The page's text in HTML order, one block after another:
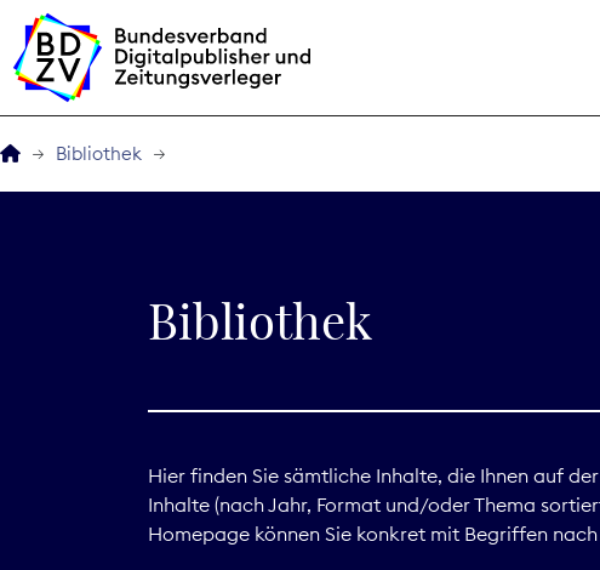
BDZVplus GmbH
Service
Bibliothek
Bibliothek
Hier finden Sie sämtliche Inhalte, die Ihnen auf
Inhalte (nach Jahr, Format und/oder Thema
Homepage können Sie konkret mit Begriffen